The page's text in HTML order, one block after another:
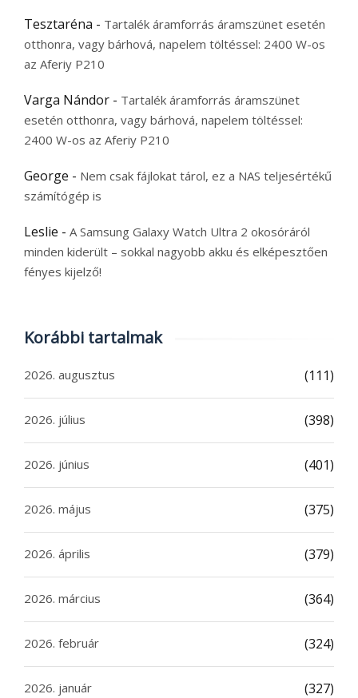
Tesztaréna - Tartalék áramforrás áramszünet esetén
otthonra, vagy bárhová, napelem töltéssel: 2400 W-os
az Aferiy P210
Varga Nándor - Tartalék áramforrás áramszünet
esetén otthonra, vagy bárhová, napelem töltéssel:
2400 W-os az Aferiy P210
George - Nem csak fájlokat tárol, ez a NAS teljesértékű
számítógép is
Leslie - A Samsung Galaxy Watch Ultra 2 okosóráról
minden kiderült – sokkal nagyobb akku és elképesztően
fényes kijelző!
Korábbi tartalmak
2026. augusztus (111)
2026. július (398)
2026. június (401)
2026. május (375)
2026. április (379)
2026. március (364)
2026. február (324)
2026. január (327)